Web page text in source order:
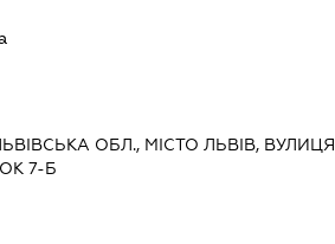
ОБЛ., МІСТО ЛЬВІВ, ВУЛИЦЯ
7-Б